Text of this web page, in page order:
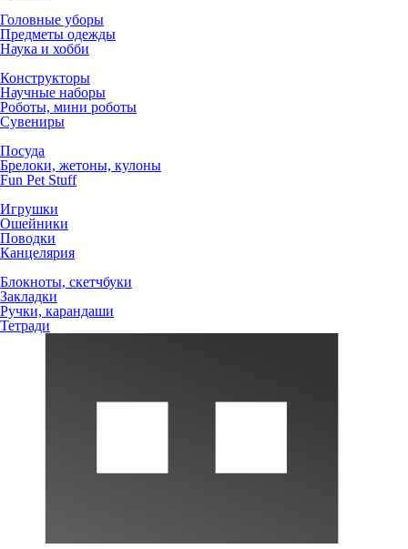
Головные уборы
Предметы одежды
Наука и хобби
Конструкторы
Научные наборы
Роботы, мини роботы
Сувениры
Посуда
Брелоки, жетоны, кулоны
Fun Pet Stuff
Игрушки
Ошейники
Поводки
Канцелярия
Блокноты, скетчбуки
Закладки
Ручки, карандаши
Тетради